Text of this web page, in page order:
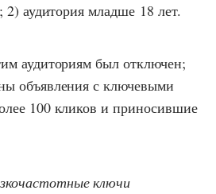
аудитория младше 18 лет.
аудиториям был отключен;
объявления с ключевыми
100 кликов и приносившие
ключи